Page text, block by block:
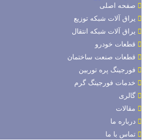
صفحه اصلی
یراق آلات شبکه توزیع
یراق آلات شبکه انتقال
قطعات خودرو
قطعات صنعت ساختمان
فورجینگ پره توربین
خدمات فورجینگ گرم
گالری
مقالات
درباره ما
تماس با ما